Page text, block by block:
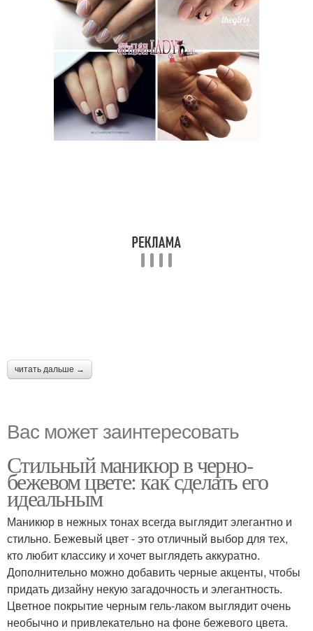
читать дальше →
Вас может заинтересовать
Стильный маникюр в черно-
бежевом цвете: как сделать его
идеальным
Маникюр в нежных тонах всегда выглядит элегантно и
стильно. Бежевый цвет - это отличный выбор для тех,
кто любит классику и хочет выглядеть аккуратно.
Дополнительно можно добавить черные акценты, чтобы
придать дизайну некую загадочность и элегантность.
Цветное покрытие черным гель-лаком выглядит очень
необычно и привлекательно на фоне бежевого цвета.